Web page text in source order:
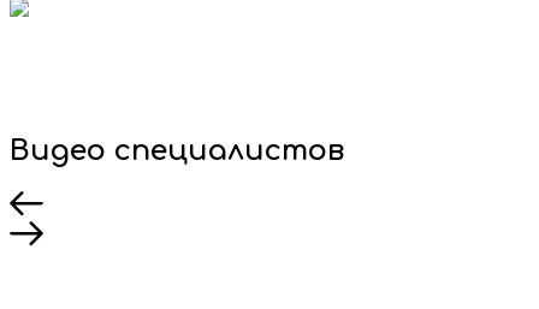
Видео специалистов